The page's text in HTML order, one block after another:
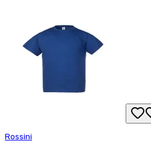
Rossini